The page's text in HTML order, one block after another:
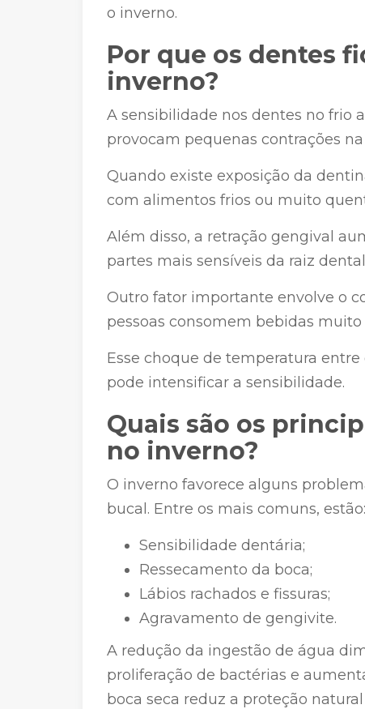
o inverno.
Por que os dentes
inverno?
A sensibilidade nos dentes no frio
provocam pequenas contrações
Quando existe exposição da
com alimentos frios ou muito
Além disso, a retração gengival
partes mais sensíveis da raiz
Outro fator importante envolve o
pessoas consomem bebidas muito
Esse choque de temperatura
pode intensificar a sensibilidade.
Quais são os
no inverno?
O inverno favorece alguns
bucal. Entre os mais comuns, estão:
Sensibilidade dentária;
Ressecamento da boca;
Lábios rachados e fissuras;
Agravamento de gengivite.
A redução da ingestão de água
proliferação de bactérias e
boca seca reduz a proteção